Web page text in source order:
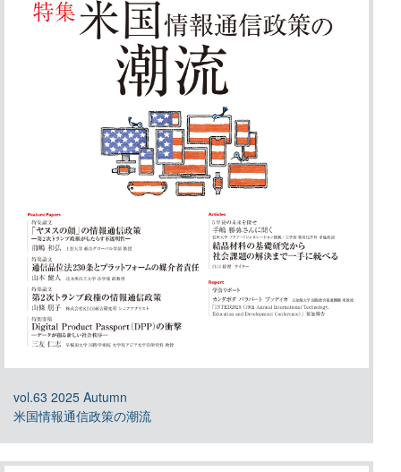
vol.63 2025 Autumn
米国情報通信政策の潮流